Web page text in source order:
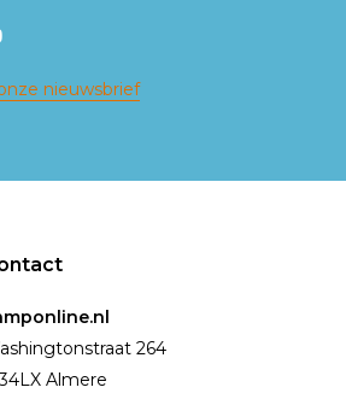
nieuwsbrief
264
Almere